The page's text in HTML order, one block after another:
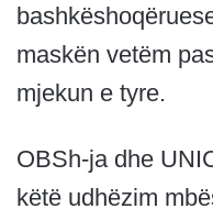
maskën vetëm
mjekun e tyre.
OBSh-ja dhe
këtë udhëzim